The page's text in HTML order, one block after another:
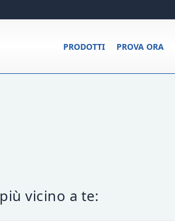
PROVA ORA
PRODOTTI
vicino a te: